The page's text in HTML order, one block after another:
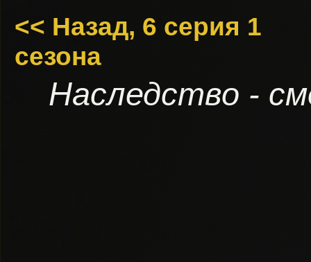
<< Назад, 6 серия 1
сезона
Наследство -